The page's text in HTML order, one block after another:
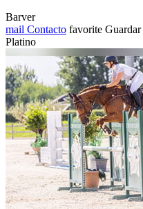
Barver
mail Contacto favorite Guardar
Platino